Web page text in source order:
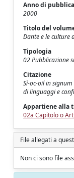
Anno di
2000
Titolo del
Dante e le culture
Tipologia
02 Pubblicazione
Citazione
Sì-oc-oil in
di linguaggi e
Appartiene alla
02a Capitolo o
File allegati a
Non ci sono file